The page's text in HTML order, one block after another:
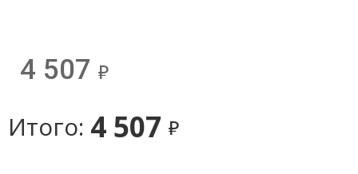
4 507 д
Итого: 4 507 д